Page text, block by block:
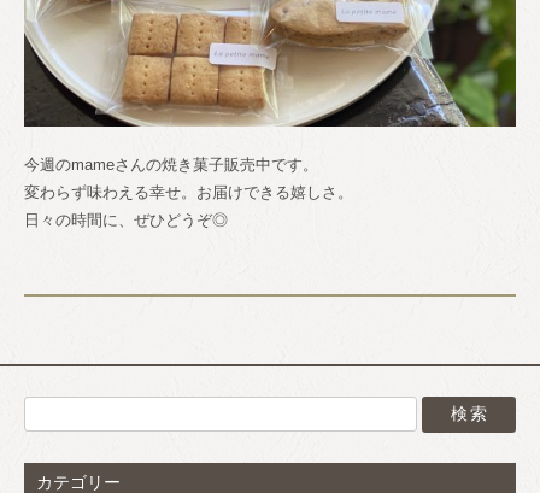
今週のmameさんの焼き菓子販売中です。
変わらず味わえる幸せ。お届けできる嬉しさ。
日々の時間に、ぜひどうぞ◎
カテゴリー